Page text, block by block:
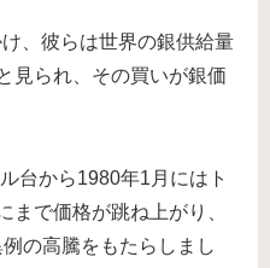
、彼らは世界の銀供給量
見られ、その買いが銀価
台から1980年1月にはト
まで価格が跳ね上がり、
の高騰をもたらしまし